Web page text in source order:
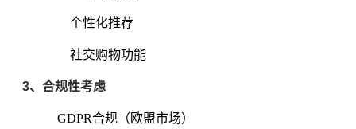
个性化推荐
社交购物功能
3、合规性考虑
GDPR合规（欧盟市场）